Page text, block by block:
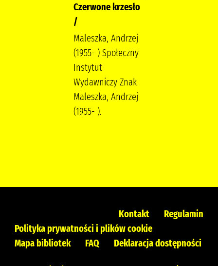
Czerwone krzesło
/
Maleszka, Andrzej
(1955- ) Społeczny
Instytut
Wydawniczy Znak
Maleszka, Andrzej
(1955- ).
Kontakt
Regulamin
Polityka prywatności i plików cookie
Mapa bibliotek
FAQ Deklaracja dostępności